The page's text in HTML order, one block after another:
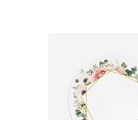
Cuore: 40x36 cm
Rettangolo: 39x30 cm
Fiore: 40x37 cm
Ondulato: 39x30 cm